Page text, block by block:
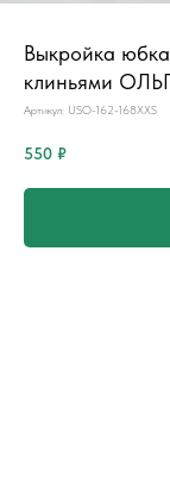
Выкройка
клиньями
Артикул: USO-162-168XXS
550 ₽